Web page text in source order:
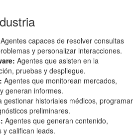
Agentes capaces de resolver consultas
y personalizar interacciones.
Agentes que asisten en la
pruebas y despliegue.
Agentes que monitorean mercados,
generan informes.
gestionar historiales médicos, programar
preliminares.
Agentes que generan contenido,
y califican leads.